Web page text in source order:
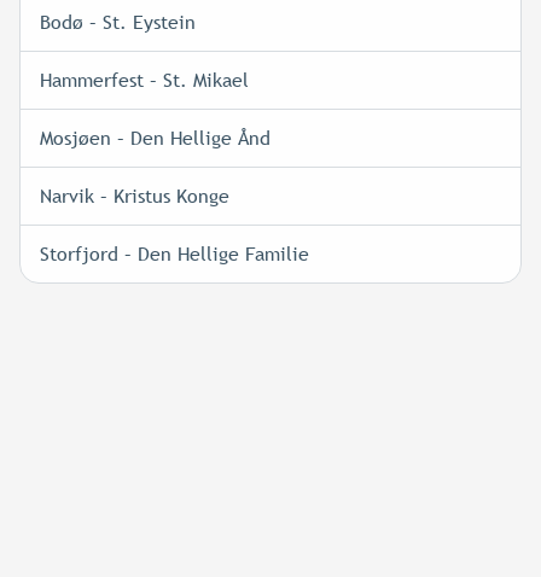
Bodø – St. Eystein
Hammerfest – St. Mikael
Mosjøen – Den Hellige Ånd
Narvik – Kristus Konge
Storfjord – Den Hellige Familie